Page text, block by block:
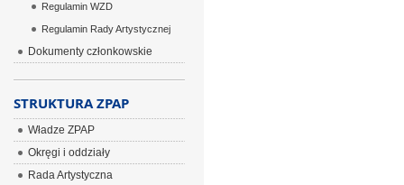
Regulamin WZD
Regulamin Rady Artystycznej
Dokumenty członkowskie
STRUKTURA ZPAP
Władze ZPAP
Okręgi i oddziały
Rada Artystyczna